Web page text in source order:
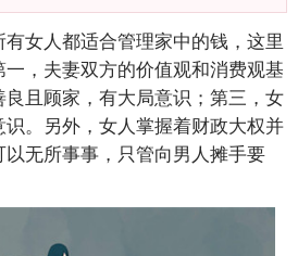
女人都适合管理家中的钱，这里
，夫妻双方的价值观和消费观基
且顾家，有大局意识；第三，女
识。另外，女人掌握着财政大权并
无所事事，只管向男人摊手要